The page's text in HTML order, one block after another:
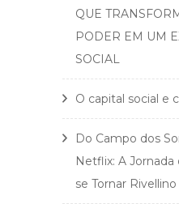
QUE
PODER EM UM
SOCIAL
O capital social e
Do Campo dos
Netflix: A
se Tornar Rivellino